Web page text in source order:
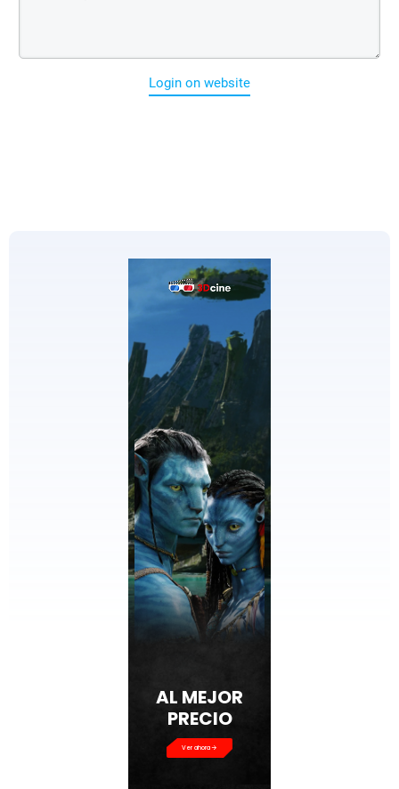
Login on website
AL MEJOR
PRECIO
Ver ahora